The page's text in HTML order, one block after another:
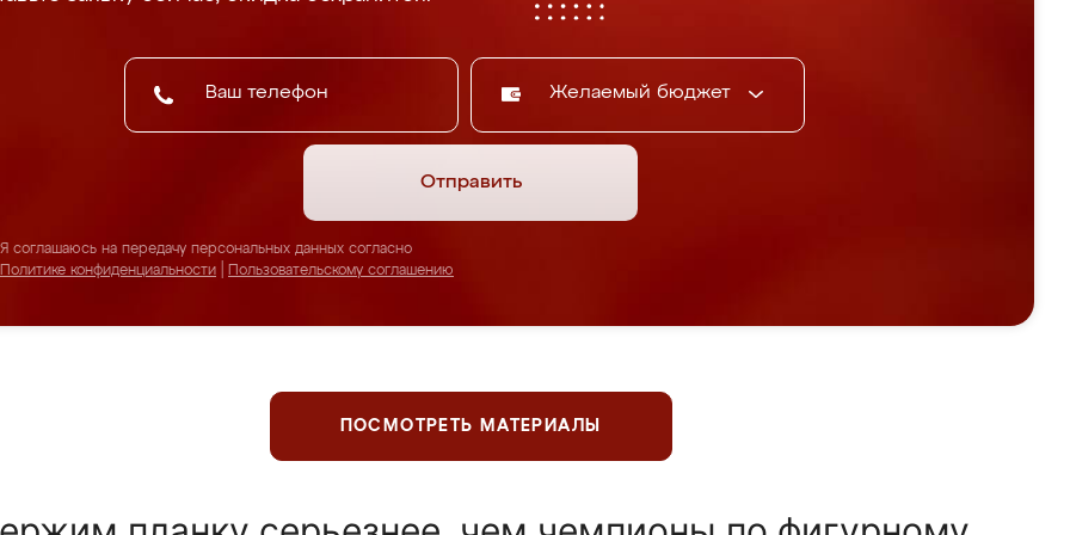
Желаемый бюджет
Отправить
Я соглашаюсь на передачу персональных данных согласно
Политике конфиденциальности
Пользовательскому соглашению
ПОСМОТРЕТЬ МАТЕРИАЛЫ